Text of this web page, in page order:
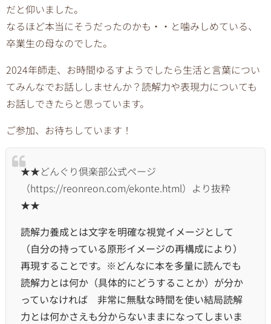
だと仰いました。
なるほど本当にそうだったのかも・・と噛みしめている、
卒業生の母なのでした。
2024年師走、お時間ゆるすようでしたら生活と言葉につい
てみんなでお話ししませんか？読解力や表現力についても
お話しできたらと思っています。
ご参加、お待ちしています！
★★どんぐり倶楽部公式ページ
（https://reonreon.com/ekonte.html）より抜粋
★★
読解力養成とは文字を明確な視覚イメージとして
（自分の持っている原形イメージの再構成により）
再現することです。※どんなに本を多量に読んでも
読解力とは何か（具体的にどうすることか）が分か
っていなければ 非常に無駄な時間を使い結局読解
力とは何かさえも分からないままになってしまいま